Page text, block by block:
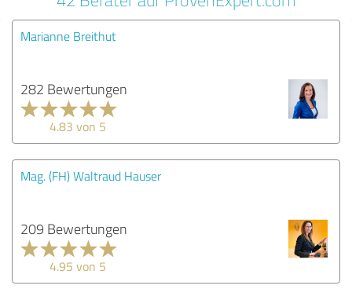
Marianne Breithut
282 Bewertungen
4.83 von 5
Mag. (FH) Waltraud Hauser
209 Bewertungen
4.95 von 5